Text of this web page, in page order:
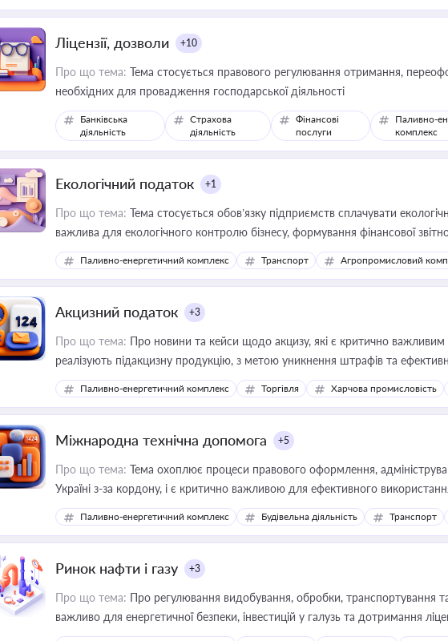
Ліцензії, дозволи +10
Про що тема: Тема стосується правового регулювання отримання,
необхідних для провадження господарської діяльності
Банківська
діяльність
Страхова
діяльність
Фінансові
послуги
Паливно-
комплекс
Екологічний податок +1
Про що тема: Тема стосується обов’язку підприємств сплачувати
важлива для екологічного контролю бізнесу, формування фінансової
законодавства
Паливно-енергетичний комплекс Транспорт Агропромисловий
Акцизний податок +3
Про що тема: Про новини та кейси щодо акцизу, які є критично
реалізують підакцизну продукцію, з метою уникнення штрафів та
Паливно-енергетичний комплекс Торгівля Харчова промисловість
Міжнародна технічна допомога +5
Про що тема: Тема охоплює процеси правового оформлення,
Україні з-за кордону, і є критично важливою для ефективного
інфраструктурних проєктів
Паливно-енергетичний комплекс Будівельна діяльність Транспорт
Ринок нафти і газу +3
Про що тема: Про регулювання видобування, обробки, транспортування
важливо для енергетичної безпеки, інвестицій у галузь та дотримання